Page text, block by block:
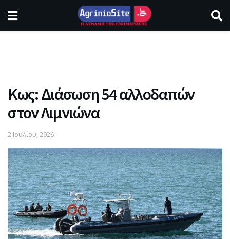
Κως: Διάσωση 54 αλλοδαπών
στον Λιμνιώνα
2 Ιουλίου, 2026